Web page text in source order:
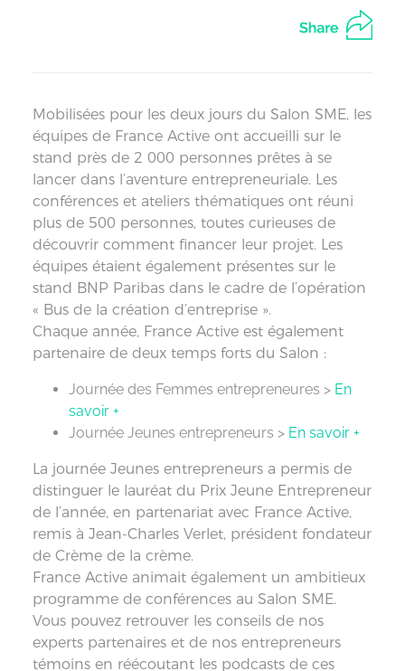
Mobilisées pour les deux jours du Salon SME, les
équipes de France Active ont accueilli sur le
stand près de 2 000 personnes prêtes à se
lancer dans l’aventure entrepreneuriale. Les
conférences et ateliers thématiques ont réuni
plus de 500 personnes, toutes curieuses de
découvrir comment financer leur projet. Les
équipes étaient également présentes sur le
stand BNP Paribas dans le cadre de l’opération
« Bus de la création d’entreprise ».
Chaque année, France Active est également
partenaire de deux temps forts du Salon :
Journée des Femmes entrepreneures > En
savoir +
Journée Jeunes entrepreneurs > En savoir +
La journée Jeunes entrepreneurs a permis de
distinguer le lauréat du Prix Jeune Entrepreneur
de l’année, en partenariat avec France Active,
remis à Jean-Charles Verlet, président fondateur
de Crème de la crème.
France Active animait également un ambitieux
programme de conférences au Salon SME.
Vous pouvez retrouver les conseils de nos
experts partenaires et de nos entrepreneurs
témoins en réécoutant les podcasts de ces